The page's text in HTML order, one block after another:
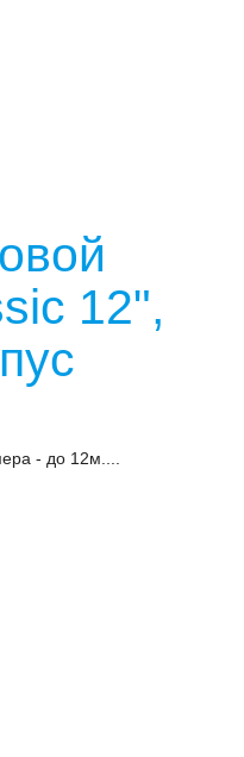
12",
- до 12м....